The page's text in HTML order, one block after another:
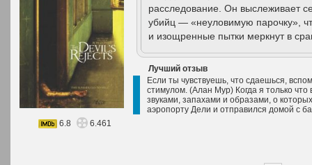
расследование. Он выслеживает
убийц — «неуловимую парочку»,
и изощренные пытки меркнут в
Лучший отзыв
Если ты чувствуешь, что сдаешься,
стимулом. (Алан Мур) Когда я только
звуками, запахами и образами, о
аэропорту Дели и отправился домой с
6.8
6.461